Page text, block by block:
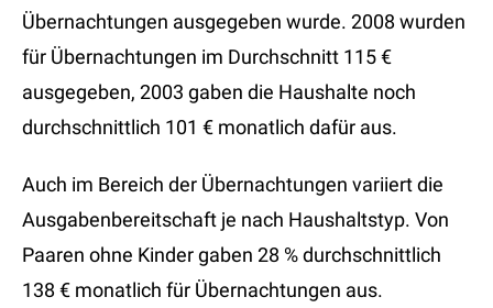
Übernachtungen ausgegeben wurde. 2008 wurden
für Übernachtungen im Durchschnitt 115 €
ausgegeben, 2003 gaben die Haushalte noch
durchschnittlich 101 € monatlich dafür aus.
Auch im Bereich der Übernachtungen variiert die
Ausgabenbereitschaft je nach Haushaltstyp. Von
Paaren ohne Kinder gaben 28 % durchschnittlich
138 € monatlich für Übernachtungen aus.